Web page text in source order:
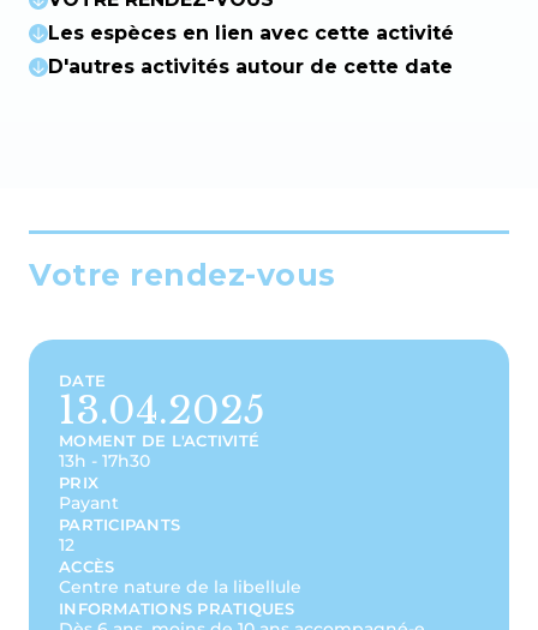
Les espèces en lien avec cette activité
D'autres activités autour de cette date
Votre rendez-vous
DATE
13.04.2025
MOMENT DE L'ACTIVITÉ
13h - 17h30
PRIX
Payant
PARTICIPANTS
12
ACCÈS
Centre nature de la libellule
INFORMATIONS PRATIQUES